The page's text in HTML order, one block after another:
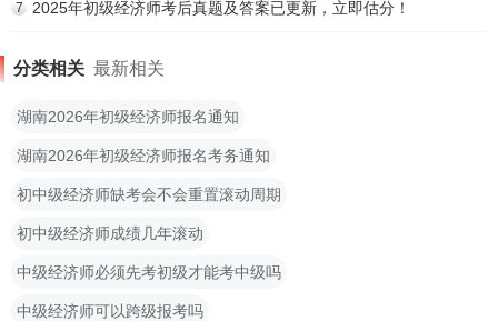
7 2025年初级经济师考后真题及答案已更新，立即估分！
分类相关 最新相关
湖南2026年初级经济师报名通知
湖南2026年初级经济师报名考务通知
初中级经济师缺考会不会重置滚动周期
初中级经济师成绩几年滚动
中级经济师必须先考初级才能考中级吗
中级经济师可以跨级报考吗